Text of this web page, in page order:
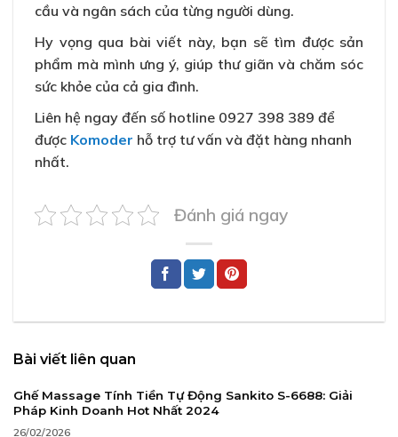
cầu và ngân sách của từng người dùng.
Hy vọng qua bài viết này, bạn sẽ tìm được sản
phẩm mà mình ưng ý, giúp thư giãn và chăm sóc
sức khỏe của cả gia đình.
Liên hệ ngay đến số hotline 0927 398 389 để
được Komoder hỗ trợ tư vấn và đặt hàng nhanh
nhất.
Đánh giá ngay
Bài viết liên quan
Ghế Massage Tính Tiền Tự Động Sankito S-6688: Giải
Pháp Kinh Doanh Hot Nhất 2024
26/02/2026